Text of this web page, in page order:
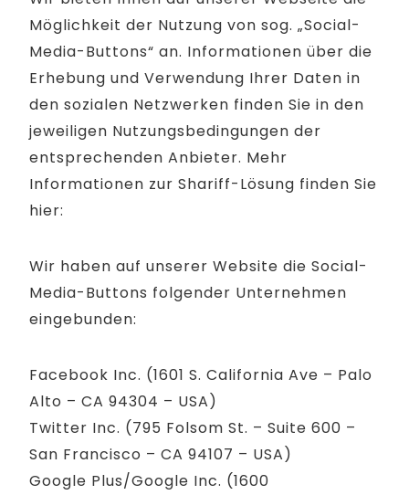
Möglichkeit der Nutzung von sog. „Social-
Media-Buttons“ an. Informationen über die
Erhebung und Verwendung Ihrer Daten in
den sozialen Netzwerken finden Sie in den
jeweiligen Nutzungsbedingungen der
entsprechenden Anbieter. Mehr
Informationen zur Shariff-Lösung finden Sie
hier:
Wir haben auf unserer Website die Social-
Media-Buttons folgender Unternehmen
eingebunden:
Facebook Inc. (1601 S. California Ave – Palo
Alto – CA 94304 – USA)
Twitter Inc. (795 Folsom St. – Suite 600 –
San Francisco – CA 94107 – USA)
Google Plus/Google Inc. (1600